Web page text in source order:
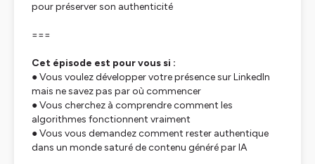
pour préserver son authenticité
===
Cet épisode est pour vous si :
● Vous voulez développer votre présence sur LinkedIn
mais ne savez pas par où commencer
● Vous cherchez à comprendre comment les
algorithmes fonctionnent vraiment
● Vous vous demandez comment rester authentique
dans un monde saturé de contenu généré par IA